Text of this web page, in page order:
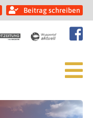
Beitrag schreiben